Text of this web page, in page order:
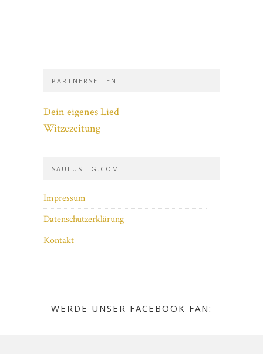
PARTNERSEITEN
Dein eigenes Lied
Witzezeitung
SAULUSTIG.COM
Impressum
Datenschutzerklärung
Kontakt
WERDE UNSER FACEBOOK FAN: